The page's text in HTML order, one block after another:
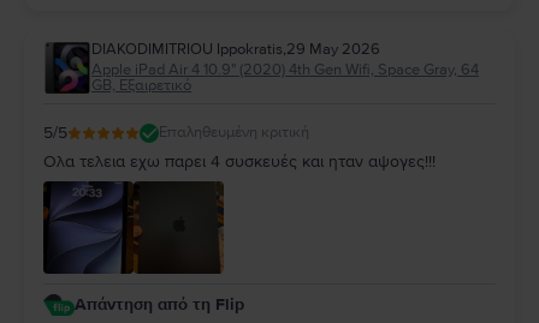
DIAKODIMITRIOU Ippokratis,29 May 2026
Apple iPad Air 4 10.9" (2020) 4th Gen Wifi, Space Gray, 64
GB, Εξαιρετικό
5/5 Επαληθευμένη κριτική
Ολα τελεια εχω παρει 4 συσκευές και ηταν αψογες!!!
Απάντηση από τη Flip